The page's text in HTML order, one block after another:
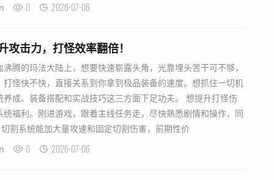
0 2026-07-06
击力，打怪效率翻倍！
腾的玛法大陆上，想要快速崭露头角，光靠埋头苦干可不够，
怪快不快，直接关系到你拿到极品装备的速度。想抓住一切机
成、装备搭配和实战技巧这三方面下足功夫。 想提升打怪伤
福利。刚进游戏，跟着主线任务走，尽快熟悉剧情和操作，同
割系统能加大量攻速和固定切割伤害，前期性价
0 2026-07-06